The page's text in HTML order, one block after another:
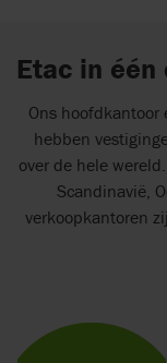
Etac in één
Ons hoofdkantoor
hebben
over de hele
Scandinavië,
verkoopkantoren